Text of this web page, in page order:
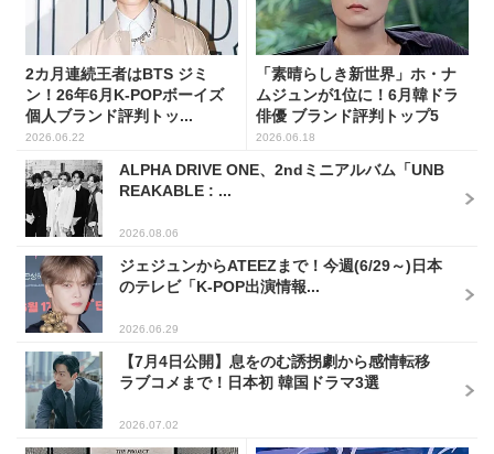
2カ月連続王者はBTS ジミ
ン！26年6月K-POPボーイズ
個人ブランド評判トッ...
2026.06.22
「素晴らしき新世界」ホ・ナ
ムジュンが1位に！6月韓ドラ
俳優 ブランド評判トップ5
2026.06.18
ALPHA DRIVE ONE、2ndミニアルバム「UNB
REAKABLE : ...
2026.08.06
ジェジュンからATEEZまで！今週(6/29～)日本
のテレビ「K-POP出演情報...
2026.06.29
【7月4日公開】息をのむ誘拐劇から感情転移
ラブコメまで！日本初 韓国ドラマ3選
2026.07.02